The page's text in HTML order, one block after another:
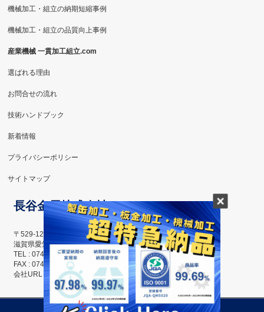
機械加工・組立の納期短縮事例
機械加工・組立の品質向上事例
産業機械 一貫加工組立.com
選ばれる理由
お問合せの流れ
技術ハンドブック
新着情報
プライバシーポリシー
サイトマップ
長谷金属株式会社
〒529-1223
滋賀県愛知郡愛荘町島川115番地
TEL : 0749-42-6858
FAX : 0749-42-6859
会社URL ： http://hasemetal.com/